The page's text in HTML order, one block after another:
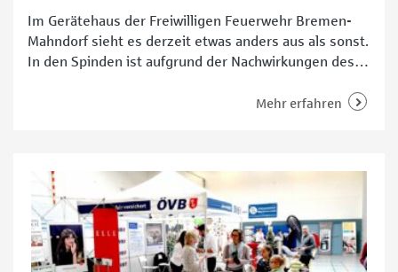
Im Gerätehaus der Freiwilligen Feuerwehr Bremen-
Mahndorf sieht es derzeit etwas anders aus als sonst.
In den Spinden ist aufgrund der Nachwirkungen des
keine Einsatzkleidung mehr zu finden. „Alles wird
Mehr erfahren